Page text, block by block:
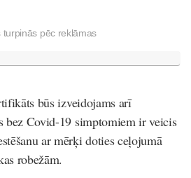
turpinās pēc reklāmas
būs izveidojams arī
bez Covid-19 simptomiem ir veicis
ar mērķi doties ceļojumā
robežām.